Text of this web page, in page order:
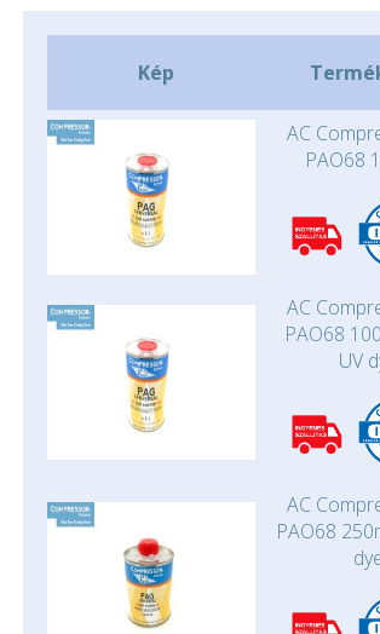
Kép
AC
PAO68
AC
PAO68
UV
AC
PAO68